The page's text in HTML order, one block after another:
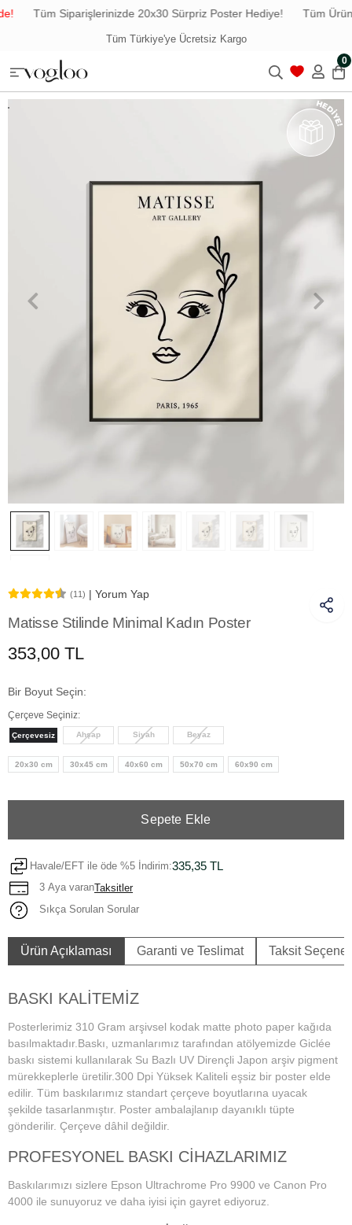
Tüm Siparişlerinizde 20x30 Sürpriz Poster Hediye! Tüm
Tüm Türkiye'ye Ücretsiz Kargo
0
(11) | Yorum Yap
Matisse Stilinde Minimal Kadın Poster
353,00 TL
Bir Boyut Seçin:
Çerçeve Seçiniz:
Çerçevesiz Ahşap Siyah Beyaz
20x30 cm 30x45 cm 40x60 cm 50x70 cm 60x90 cm
Sepete Ekle
Havale/EFT ile öde %5 İndirim:335,35 TL
3 Aya varanTaksitler
Sıkça Sorulan Sorular
Ürün Açıklaması Garanti ve Teslimat Taksit
BASKI KALİTEMİZ
Posterlerimiz 310 Gram arşivsel kodak matte photo paper kağıda
basılmaktadır.Baskı, uzmanlarımız tarafından atölyemizde Giclée
baskı sistemi kullanılarak Su Bazlı UV Dirençli Japon arşiv pigment
mürekkeplerle üretilir.300 Dpi Yüksek Kaliteli eşsiz bir poster elde
edilir. Tüm baskılarımız standart çerçeve boyutlarına uyacak
şekilde tasarlanmıştır. Poster ambalajlanıp dayanıklı tüpte
gönderilir. Çerçeve dâhil değildir.
PROFESYONEL BASKI CİHAZLARIMIZ
Baskılarımızı sizlere Epson Ultrachrome Pro 9900 ve Canon Pro
4000 ile sunuyoruz ve daha iyisi için gayret ediyoruz.